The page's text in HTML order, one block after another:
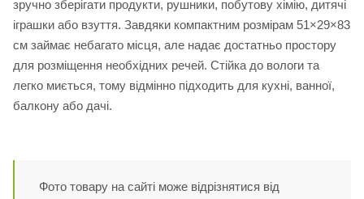
зручно зберігати продукти, рушники, побутову хімію, дитячі
іграшки або взуття. Завдяки компактним розмірам 51×29×83
см займає небагато місця, але надає достатньо простору
для розміщення необхідних речей. Стійка до вологи та
легко миється, тому відмінно підходить для кухні, ванної,
балкону або дачі.
Фото товару на сайті може відрізнятися від